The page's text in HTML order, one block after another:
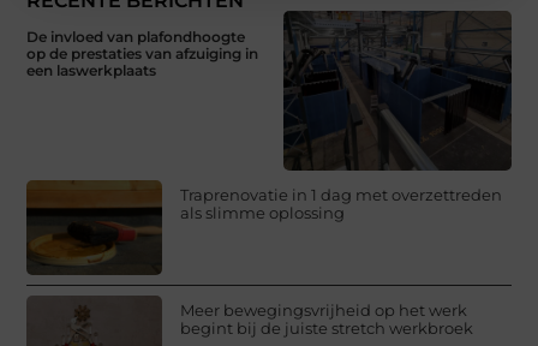
De invloed van plafondhoogte
op de prestaties van afzuiging in
een laswerkplaats
Traprenovatie in 1 dag met overzettreden
als slimme oplossing
Meer bewegingsvrijheid op het werk
begint bij de juiste stretch werkbroek